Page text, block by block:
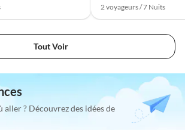
2 voyageurs / 7 Nuits
Tout Voir
aller ? Découvrez des idées de